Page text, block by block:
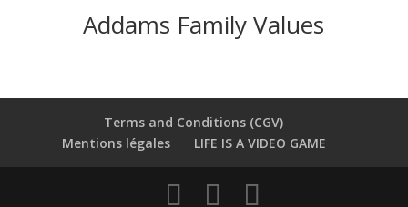
Addams Family Values
Terms and Conditions (CGV)
Mentions légales
LIFE IS A VIDEO GAME